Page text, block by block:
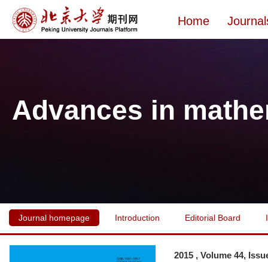
Home
Advances in
Journal homepage Introduction Editorial Board
2015 , Volume 44,